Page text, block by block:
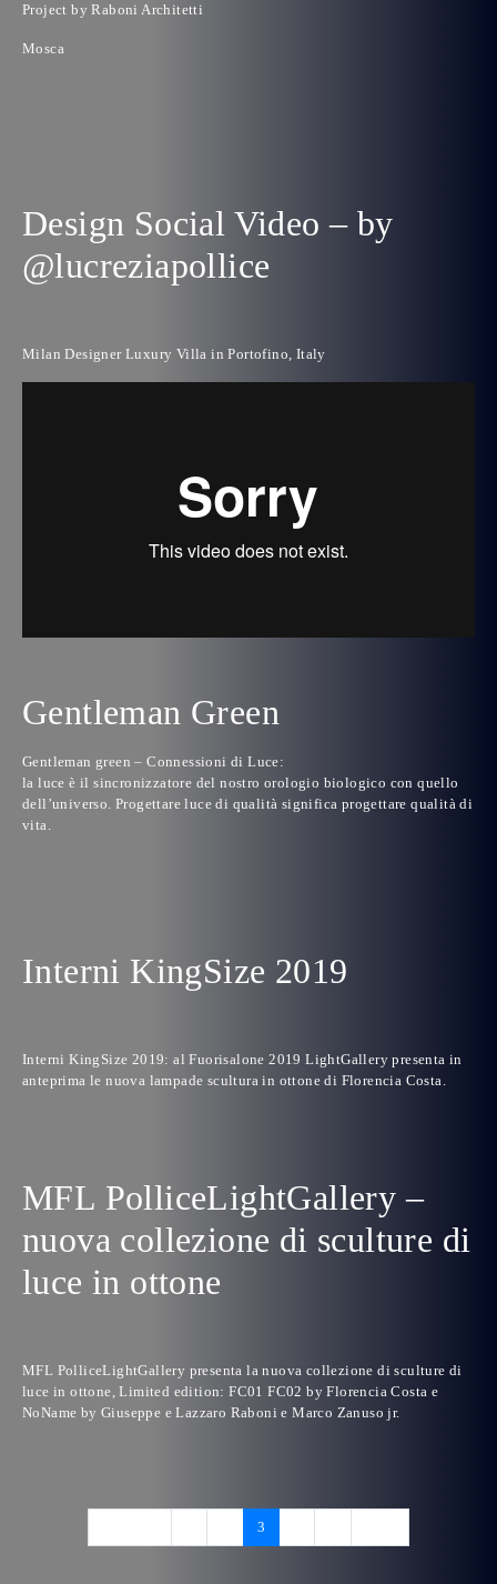
Project by Raboni Architetti
Mosca
Design Social Video – by
@lucreziapollice
Milan Designer Luxury Villa in Portofino, Italy
Gentleman Green
Gentleman green – Connessioni di Luce:
la luce è il sincronizzatore del nostro orologio biologico con quello
dell’universo. Progettare luce di qualità significa progettare qualità di
vita.
Interni KingSize 2019
Interni KingSize 2019: al Fuorisalone 2019 LightGallery presenta in
anteprima le nuova lampade scultura in ottone di Florencia Costa.
MFL PolliceLightGallery –
nuova collezione di sculture di
luce in ottone
MFL PolliceLightGallery presenta la nuova collezione di sculture di
luce in ottone, Limited edition: FC01 FC02 by Florencia Costa e
NoName by Giuseppe e Lazzaro Raboni e Marco Zanuso jr.
3